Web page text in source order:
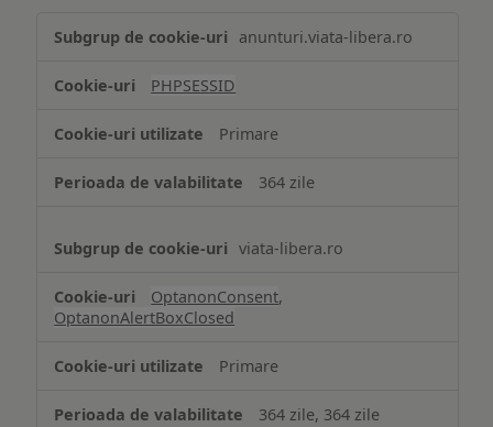
de
Cookie
necesare
anunturi.viata-libera.ro
PHPSESSID
Primare
364 zile
viata-libera.ro
OptanonConsent,
OptanonAlertBoxClosed
Primare
364 zile, 364 zile